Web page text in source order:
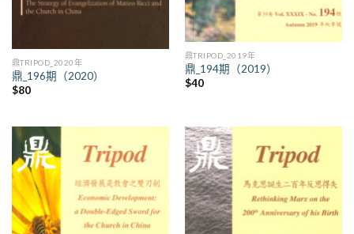
鼎TRIPOD_2020年
鼎_196期（2020）
$80
鼎TRIPOD_2019年
鼎_194期（2019）
$40